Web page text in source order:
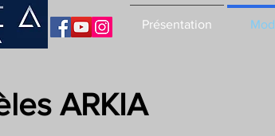
Présentation
ARKIA